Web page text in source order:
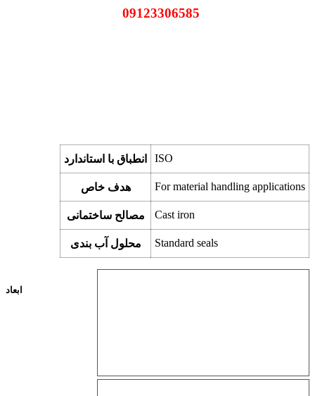
انطباق با استاندارد ISO
هدف خاص For material handling applications
مصالح ساختمانی Cast iron
محلول آب بندی Standard seals
ابعاد